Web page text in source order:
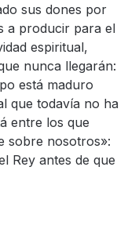
sus dones por
a producir para el
espiritual,
nunca llegarán:
está maduro
que todavía no ha
entre los que
sobre nosotros»:
Rey antes de que